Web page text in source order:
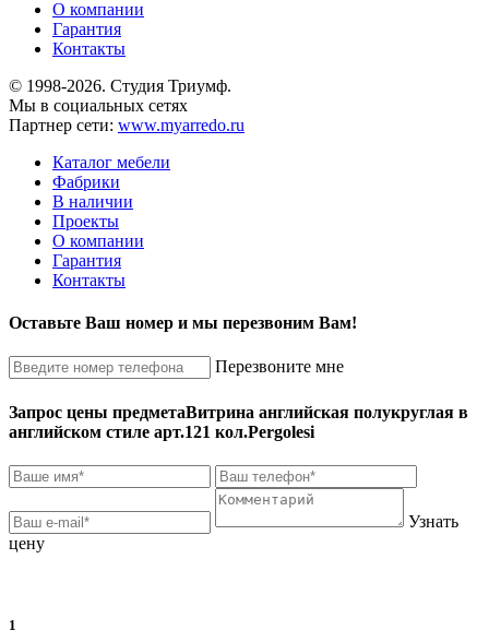
О компании
Гарантия
Контакты
© 1998-2026. Студия Триумф.
Мы в социальных сетях
Партнер сети: www.myarredo.ru
Каталог мебели
Фабрики
В наличии
Проекты
О компании
Гарантия
Контакты
Оставьте Ваш номер и мы перезвоним Вам!
Перезвоните мне
Запрос цены предметаВитрина английская полукруглая в
английском стиле арт.121 кол.Pergolesi
Узнать
цену
1